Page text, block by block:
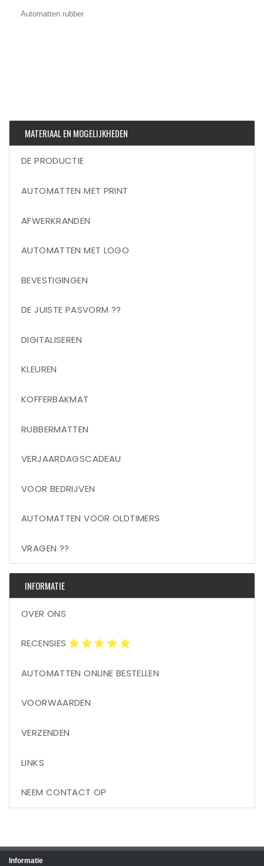
Automatten rubber
MATERIAAL EN MOGELIJKHEDEN
DE PRODUCTIE
AUTOMATTEN MET PRINT
AFWERKRANDEN
AUTOMATTEN MET LOGO
BEVESTIGINGEN
DE JUISTE PASVORM ??
DIGITALISEREN
KLEUREN
KOFFERBAKMAT
RUBBERMATTEN
VERJAARDAGSCADEAU
VOOR BEDRIJVEN
AUTOMATTEN VOOR OLDTIMERS
VRAGEN ??
INFORMATIE
OVER ONS
RECENSIES
AUTOMATTEN ONLINE BESTELLEN
VOORWAARDEN
VERZENDEN
LINKS
NEEM CONTACT OP
Informatie